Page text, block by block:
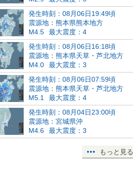
発生時刻：08月06日19:49頃
震源地：熊本県熊本地方
M4.5
最大震度：4
発生時刻：08月06日16:18頃
震源地：熊本県天草・芦北地方
M4.0
最大震度：3
発生時刻：08月06日07:59頃
震源地：熊本県天草・芦北地方
M5.1
最大震度：4
発生時刻：08月04日23:00頃
震源地：宮城県沖
M4.6
最大震度：3
もっと見る